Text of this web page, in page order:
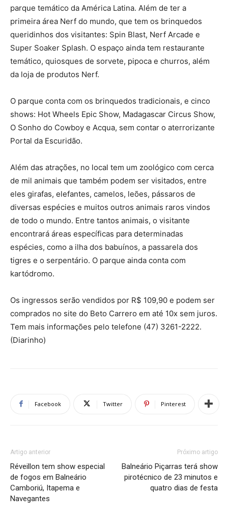
parque temático da América Latina. Além de ter a
primeira área Nerf do mundo, que tem os brinquedos
queridinhos dos visitantes: Spin Blast, Nerf Arcade e
Super Soaker Splash. O espaço ainda tem restaurante
temático, quiosques de sorvete, pipoca e churros, além
da loja de produtos Nerf.
O parque conta com os brinquedos tradicionais, e cinco
shows: Hot Wheels Epic Show, Madagascar Circus Show,
O Sonho do Cowboy e Acqua, sem contar o aterrorizante
Portal da Escuridão.
Além das atrações, no local tem um zoológico com cerca
de mil animais que também podem ser visitados, entre
eles girafas, elefantes, camelos, leões, pássaros de
diversas espécies e muitos outros animais raros vindos
de todo o mundo. Entre tantos animais, o visitante
encontrará áreas específicas para determinadas
espécies, como a ilha dos babuínos, a passarela dos
tigres e o serpentário. O parque ainda conta com
kartódromo.
Os ingressos serão vendidos por R$ 109,90 e podem ser
comprados no site do Beto Carrero em até 10x sem juros.
Tem mais informações pelo telefone (47) 3261-2222.
(Diarinho)
Facebook Twitter Pinterest
Artigo anterior
Réveillon tem show especial
de fogos em Balneário
Camboriú, Itapema e
Navegantes
Próximo artigo
Balneário Piçarras terá show
pirotécnico de 23 minutos e
quatro dias de festa